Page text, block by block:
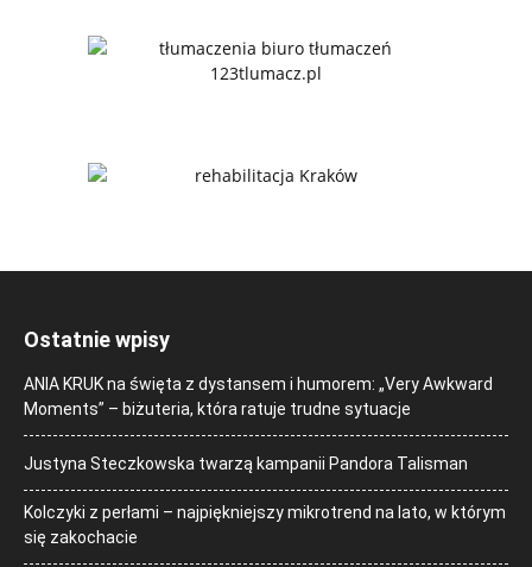
Ostatnie wpisy
ANIA KRUK na święta z dystansem i humorem: „Very Awkward
Moments” – biżuteria, która ratuje trudne sytuacje
Justyna Steczkowska twarzą kampanii Pandora Talisman
Kolczyki z perłami – najpiękniejszy mikrotrend na lato, w którym
się zakochacie